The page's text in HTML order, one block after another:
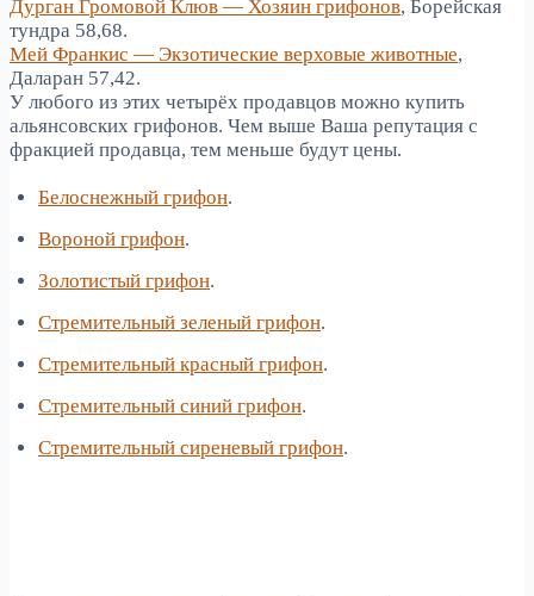
Дурган Громовой Клюв — Хозяин грифонов, Борейская
тундра 58,68.
Мей Франкис — Экзотические верховые животные,
Даларан 57,42.
У любого из этих четырёх продавцов можно купить
альянсовских грифонов. Чем выше Ваша репутация с
фракцией продавца, тем меньше будут цены.
Белоснежный грифон.
Вороной грифон.
Золотистый грифон.
Стремительный зеленый грифон.
Стремительный красный грифон.
Стремительный синий грифон.
Стремительный сиреневый грифон.